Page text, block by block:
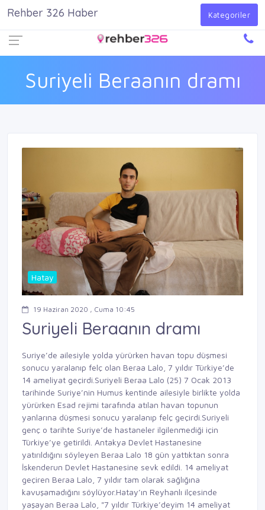
Giriş Yap
Suriyeli Beraanın dramı
Rehber 326 Haber Kategoriler
Hatay
19 Haziran 2020 , Cuma 10:45
Suriyeli Beraanın dramı
Suriye’de ailesiyle yolda yürürken havan topu düşmesi
sonucu yaralanıp felç olan Beraa Lalo, 7 yıldır Türkiye’de
14 ameliyat geçirdi.Suriyeli Beraa Lalo (25) 7 Ocak 2013
tarihinde Suriye’nin Humus kentinde ailesiyle birlikte yolda
yürürken Esad rejimi tarafında atılan havan topunun
yanlarına düşmesi sonucu yaralanıp felç geçirdi.Suriyeli
genç o tarihte Suriye’de hastaneler ilgilenmediği için
Türkiye’ye getirildi. Antakya Devlet Hastanesine
yatırıldığını söyleyen Beraa Lalo 18 gün yattıktan sonra
İskenderun Devlet Hastanesine sevk edildi. 14 ameliyat
geçiren Beraa Lalo, 7 yıldır tam olarak sağlığına
kavuşamadığını söylüyor.Hatay’ın Reyhanlı ilçesinde
yaşayan Beraa Lalo, "7 yıldır Türkiye’deyim 14 ameliyat